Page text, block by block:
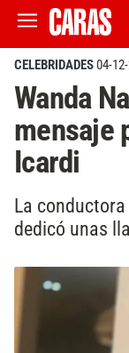
CELEBRIDADES04-
Wanda
mensaje
Icardi
La
dedicó unas